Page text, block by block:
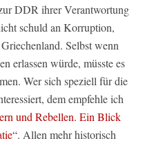
DDR ihrer Verantwortung
schuld an Korruption,
Selbst wenn
erlassen würde, müsste es
Wer sich speziell für die
dem empfehle ich
und Rebellen. Ein Blick
. Allen mehr historisch